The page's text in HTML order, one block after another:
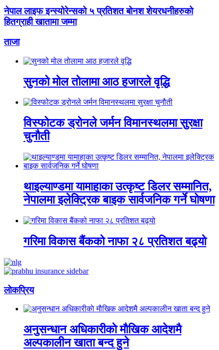
नेपाल लाइफ इन्स्योरेन्सको ५ प्रतिशत बोनश शेयरधनीहरुको
हितग्राही खातामा जम्मा
ताजा
सुनको मोल तोलामा आठ हजारले वृद्धि
विस्फोटक ड्रोनले जर्मन विमानस्थलमा सुरक्षा
चुनौती
थाइल्याण्डमा यामाहाका उत्कृष्ट डिलर सम्मानित,
नेपालमा इलेक्ट्रिक बाइक सार्वजनिक गर्ने घोषणा
गरिमा विकास बैंकको नाफा २८ प्रतिशत बढ्यो
लाेकप्रिय
अनुसन्धान अधिकारीकाे माैखिक आदेशमै
अल्पकालीन खाता बन्द हुने